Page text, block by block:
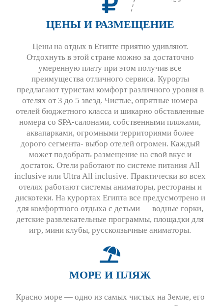
ЦЕНЫ И РАЗМЕЩЕНИЕ
Цены на отдых в Египте приятно удивляют.
Отдохнуть в этой стране можно за достаточно
умеренную плату при этом получив все
преимущества отличного сервиса. Курорты
предлагают туристам комфорт различного уровня в
отелях от 3 до 5 звезд. Чистые, опрятные номера
отелей бюджетного класса и шикарно обставленные
номера со SPA-салонами, собственными пляжами,
аквапарками, огромными территориями более
дорого сегмента- выбор отелей огромен. Каждый
может подобрать размещение на свой вкус и
достаток. Отели работают по системе питания All
inclusive или Ultra All inclusive. Практически во всех
отелях работают системы аниматоры, рестораны и
дискотеки. На курортах Египта все предусмотрено и
для комфортного отдыха с детьми — водные горки,
детские развлекательные программы, площадки для
игр, мини клубы, русскоязычные аниматоры.
МОРЕ И ПЛЯЖ
Красно море — одно из самых чистых на Земле, его